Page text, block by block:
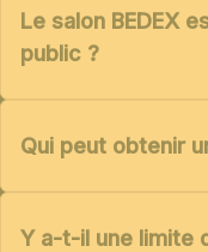
Le salon BEDEX
public ?
Qui peut obtenir
Y a-t-il une limite